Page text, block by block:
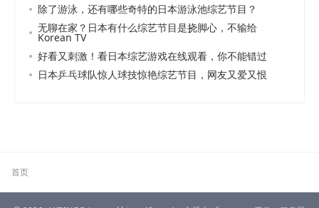
除了游泳，还有哪些奇特的日本游泳池综艺节目？
无聊在家？日本有什么综艺节目是挠脚心，不输给
Korean TV
好看又刺激！看日本综艺游戏在线观看，你不能错过
日本乒乓球队惊人球技惊艳综艺节目，网友又爱又恨
首页